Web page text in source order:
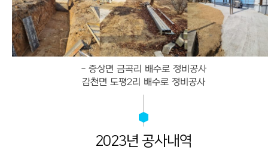
-증상면 금곡리 배수로 정비공사
감천면 도평2리 배수로 정비공사
2023년 공사내역